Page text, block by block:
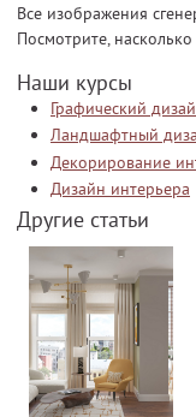
Все изображения
Посмотрите,
Наши курсы
Графический
Ландшафтный
Декорирование
Дизайн интерьера
Другие статьи